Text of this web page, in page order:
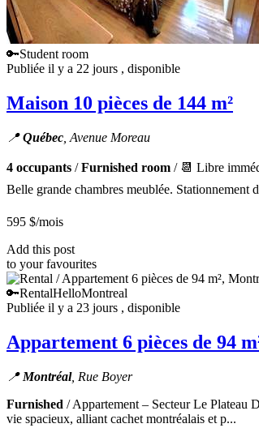
🔑Student room
Publiée il y a 22 jours , disponible
Maison 10 pièces de 144 m²
📍Québec , Avenue Moreau
4 occupants /Furnished room / 📆 Libre
Belle grande chambres meublée.
595 $/mois
Add this post
to your favourites
🔑RentalHelloMontreal
Publiée il y a 23 jours , disponible
Appartement 6 pièces de 94
📍 Montréal, Rue Boyer
Furnished / Appartement – Secteur Le Plateau
vie spacieux, alliant cachet montréalais et p...